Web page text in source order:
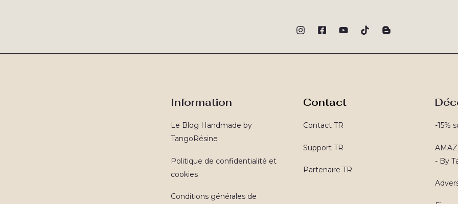
Information
Le Blog Handmade by
TangoRésine
Politique de confidentialité et
cookies
Conditions générales de
Contact
Contact TR
Support TR
Partenaire TR
-15%
- By